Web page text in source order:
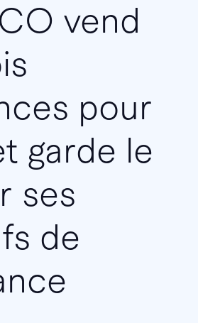
vend
pour
garde le
ses
de